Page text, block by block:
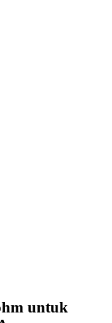
untuk